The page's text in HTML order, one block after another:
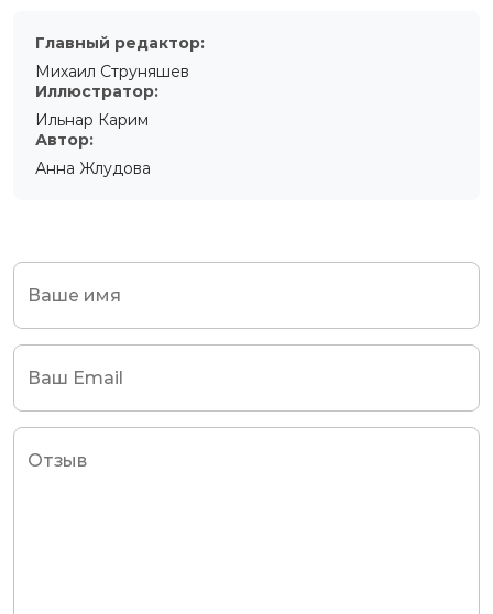
Главный редактор:
Михаил Струняшев
Иллюстратор:
Ильнар Карим
Автор:
Анна Жлудова